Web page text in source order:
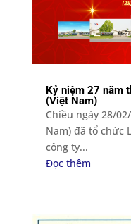
Kỷ niệm 27 năm
(Việt Nam)
Chiều ngày 28/
Nam) đã tổ chức
công ty...
Đọc thêm